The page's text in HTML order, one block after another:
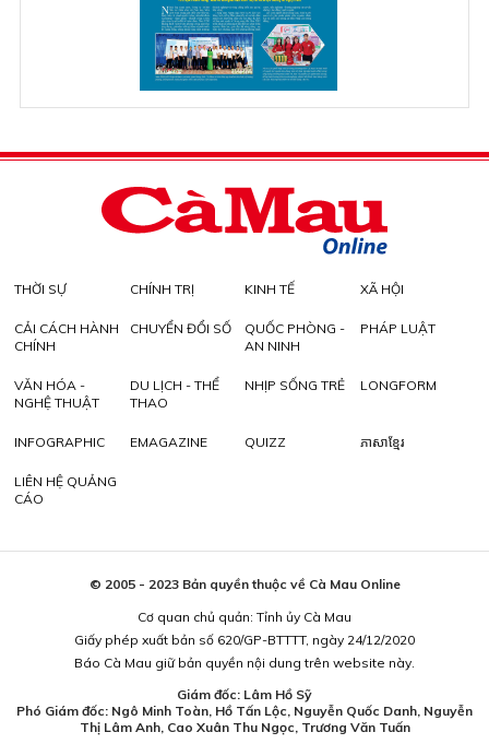
THỜI SỰ CHÍNH TRỊ KINH TẾ XÃ HỘI
CẢI CÁCH HÀNH
CHÍNH
CHUYỂN ĐỔI SỐ
QUỐC PHÒNG -
AN NINH
PHÁP LUẬT
VĂN HÓA -
NGHỆ THUẬT
DU LỊCH - THỂ
THAO
NHỊP SỐNG TRẺ LONGFORM
INFOGRAPHIC EMAGAZINE QUIZZ ភាសាខ្មែរ
LIÊN HỆ QUẢNG
CÁO
© 2005 - 2023 Bản quyền thuộc về Cà Mau Online
Cơ quan chủ quản: Tỉnh ủy Cà Mau
Giấy phép xuất bản số 620/GP-BTTTT, ngày 24/12/2020
Báo Cà Mau giữ bản quyền nội dung trên website này.
Giám đốc: Lâm Hồ Sỹ
Phó Giám đốc: Ngô Minh Toàn, Hồ Tấn Lộc, Nguyễn Quốc Danh, Nguyễn
Thị Lâm Anh, Cao Xuân Thu Ngọc, Trương Văn Tuấn